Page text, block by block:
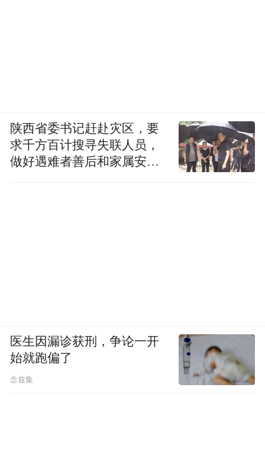
Notice: The content above (including the videos,
pictures and audios if any) is uploaded and posted
by the user of Dafeng Hao, which is a social media
platform and merely provides information storage
陕西省委书记赶赴灾区，要
求千方百计搜寻失联人员，
做好遇难者善后和家属安抚
医生因漏诊获刑，争论一开
始就跑偏了
念兹集